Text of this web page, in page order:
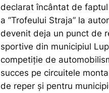
declarat încântat de
a ”Trofeului Straja” la
devenit deja un punct de
sportive din municipiul
competiție de
succes pe circuitele
de reper și pentru